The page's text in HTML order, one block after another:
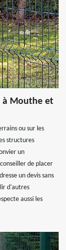
à Mouthe et
ou sur les
structures
un
de placer
un devis sans
d'autres
aussi les